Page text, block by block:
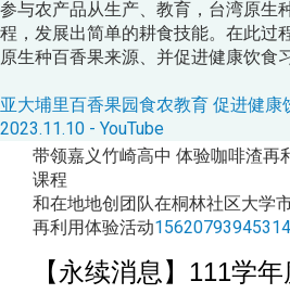
参与农产品从生产、教育，台湾原生
程，发展出简单的耕食技能。在此过
原生种百香果来源、并促进健康饮食
亚大埔里百香果园食农教育 促进健
2023.11.10 - YouTube
带领嘉义竹崎高中 体验咖啡渣再
课程
和在地地创团队在桐林社区大学
再利用体验活动
【永续消息】111学年